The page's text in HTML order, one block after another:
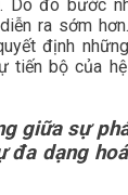
Do đó bước
ra sớm
định
tiến bộ của
giữa sự
đa dạng